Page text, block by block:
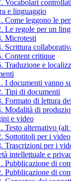
Vocabolari
e linguaggio
Come leggono le
Le regole per un
Microtesti
Scrittura
Content critique
Traduzione e
I documenti vanno
Tipi di documenti
Formato di lettura
Modalità di
e video
Testo alternativo
Sottotitoli per i video
Trascrizioni per i
intellettuale e
Pubblicazione di
Pubblicazione di